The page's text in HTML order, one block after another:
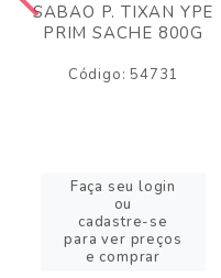
SABAO P. TIXAN YPE
PRIM SACHE 800G
Código: 54731
Faça seu login
ou
cadastre-se
para ver preços
e comprar